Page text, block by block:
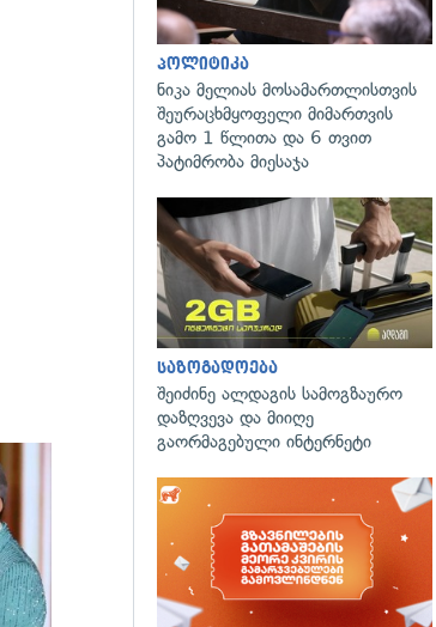
პოლიტიკა
ნიკა მელიას მოსამართლისთვის
შეურაცხმყოფელი მიმართვის
გამო 1 წლითა და 6 თვით
პატიმრობა მიესაჯა
საზოგადოება
შეიძინე ალდაგის სამოგზაურო
დაზღვევა და მიიღე
გაორმაგებული ინტერნეტი